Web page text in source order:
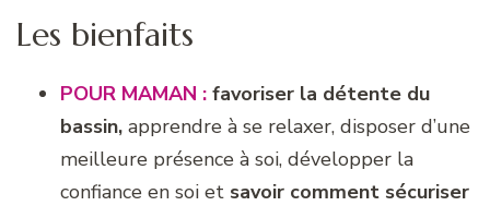
Les bienfaits
POUR MAMAN : favoriser la détente du
bassin, apprendre à se relaxer, disposer d’une
meilleure présence à soi, développer la
confiance en soi et savoir comment sécuriser